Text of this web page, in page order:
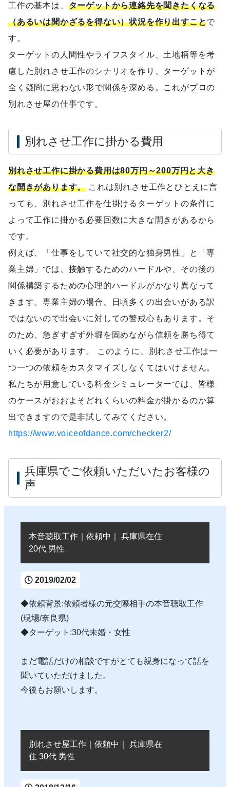
工作の基本は、 ターゲットから連絡先を聞きたくなる
（あるいは聞かざるを得ない）状況を作り出すことで
す。
ターゲットの人間性やライフスタイル、土地柄等を考
慮した別れさせ工作のシナリオを作り、ターゲットが
全く疑問に思わない形で関係を深める。これがプロの
別れさせ屋の仕事です。
別れさせ工作に掛かる費用
別れさせ工作に掛かる費用は80万円～200万円と大き
な開きがあります。 これは別れさせ工作とひとえに言
っても、別れさせ工作を仕掛けるターゲットの条件に
よって工作に掛かる必要回数に大きな開きがあるから
です。
例えば、「仕事をしていて社交的な独身男性」と「専
業主婦」では、接触するためのハードルや、その後の
関係構築するための心理的ハードルがかなり異なって
きます。専業主婦の場合、日頃多くの出会いがある訳
ではないので出会いに対しての警戒心もあります。そ
のため、急ぎすぎず外堀を固めながら信頼を勝ち得て
いく必要があります。 このように、別れさせ工作は一
つ一つの依頼をカスタマイズしなくてはいけません。
私たちが用意している料金シミュレーターでは、皆様
のケースがおおよそどれくらいの料金が掛かるのか算
出できますので是非試してみてください。
https://www.voiceofdance.com/checker2/
兵庫県でご依頼いただいたお客様の
声
本音聴取工作｜依頼中｜ 兵庫県在住
20代 男性
2019/02/02
◆依頼背景:依頼者様の元交際相手の本音聴取工作
(現場/奈良県)
◆ターゲット:30代未婚・女性
まだ電話だけの相談ですがとても親身になって話を
聞いていただけました。
今後もお願いします。
別れさせ屋工作｜依頼中｜ 兵庫県在
住 30代 男性